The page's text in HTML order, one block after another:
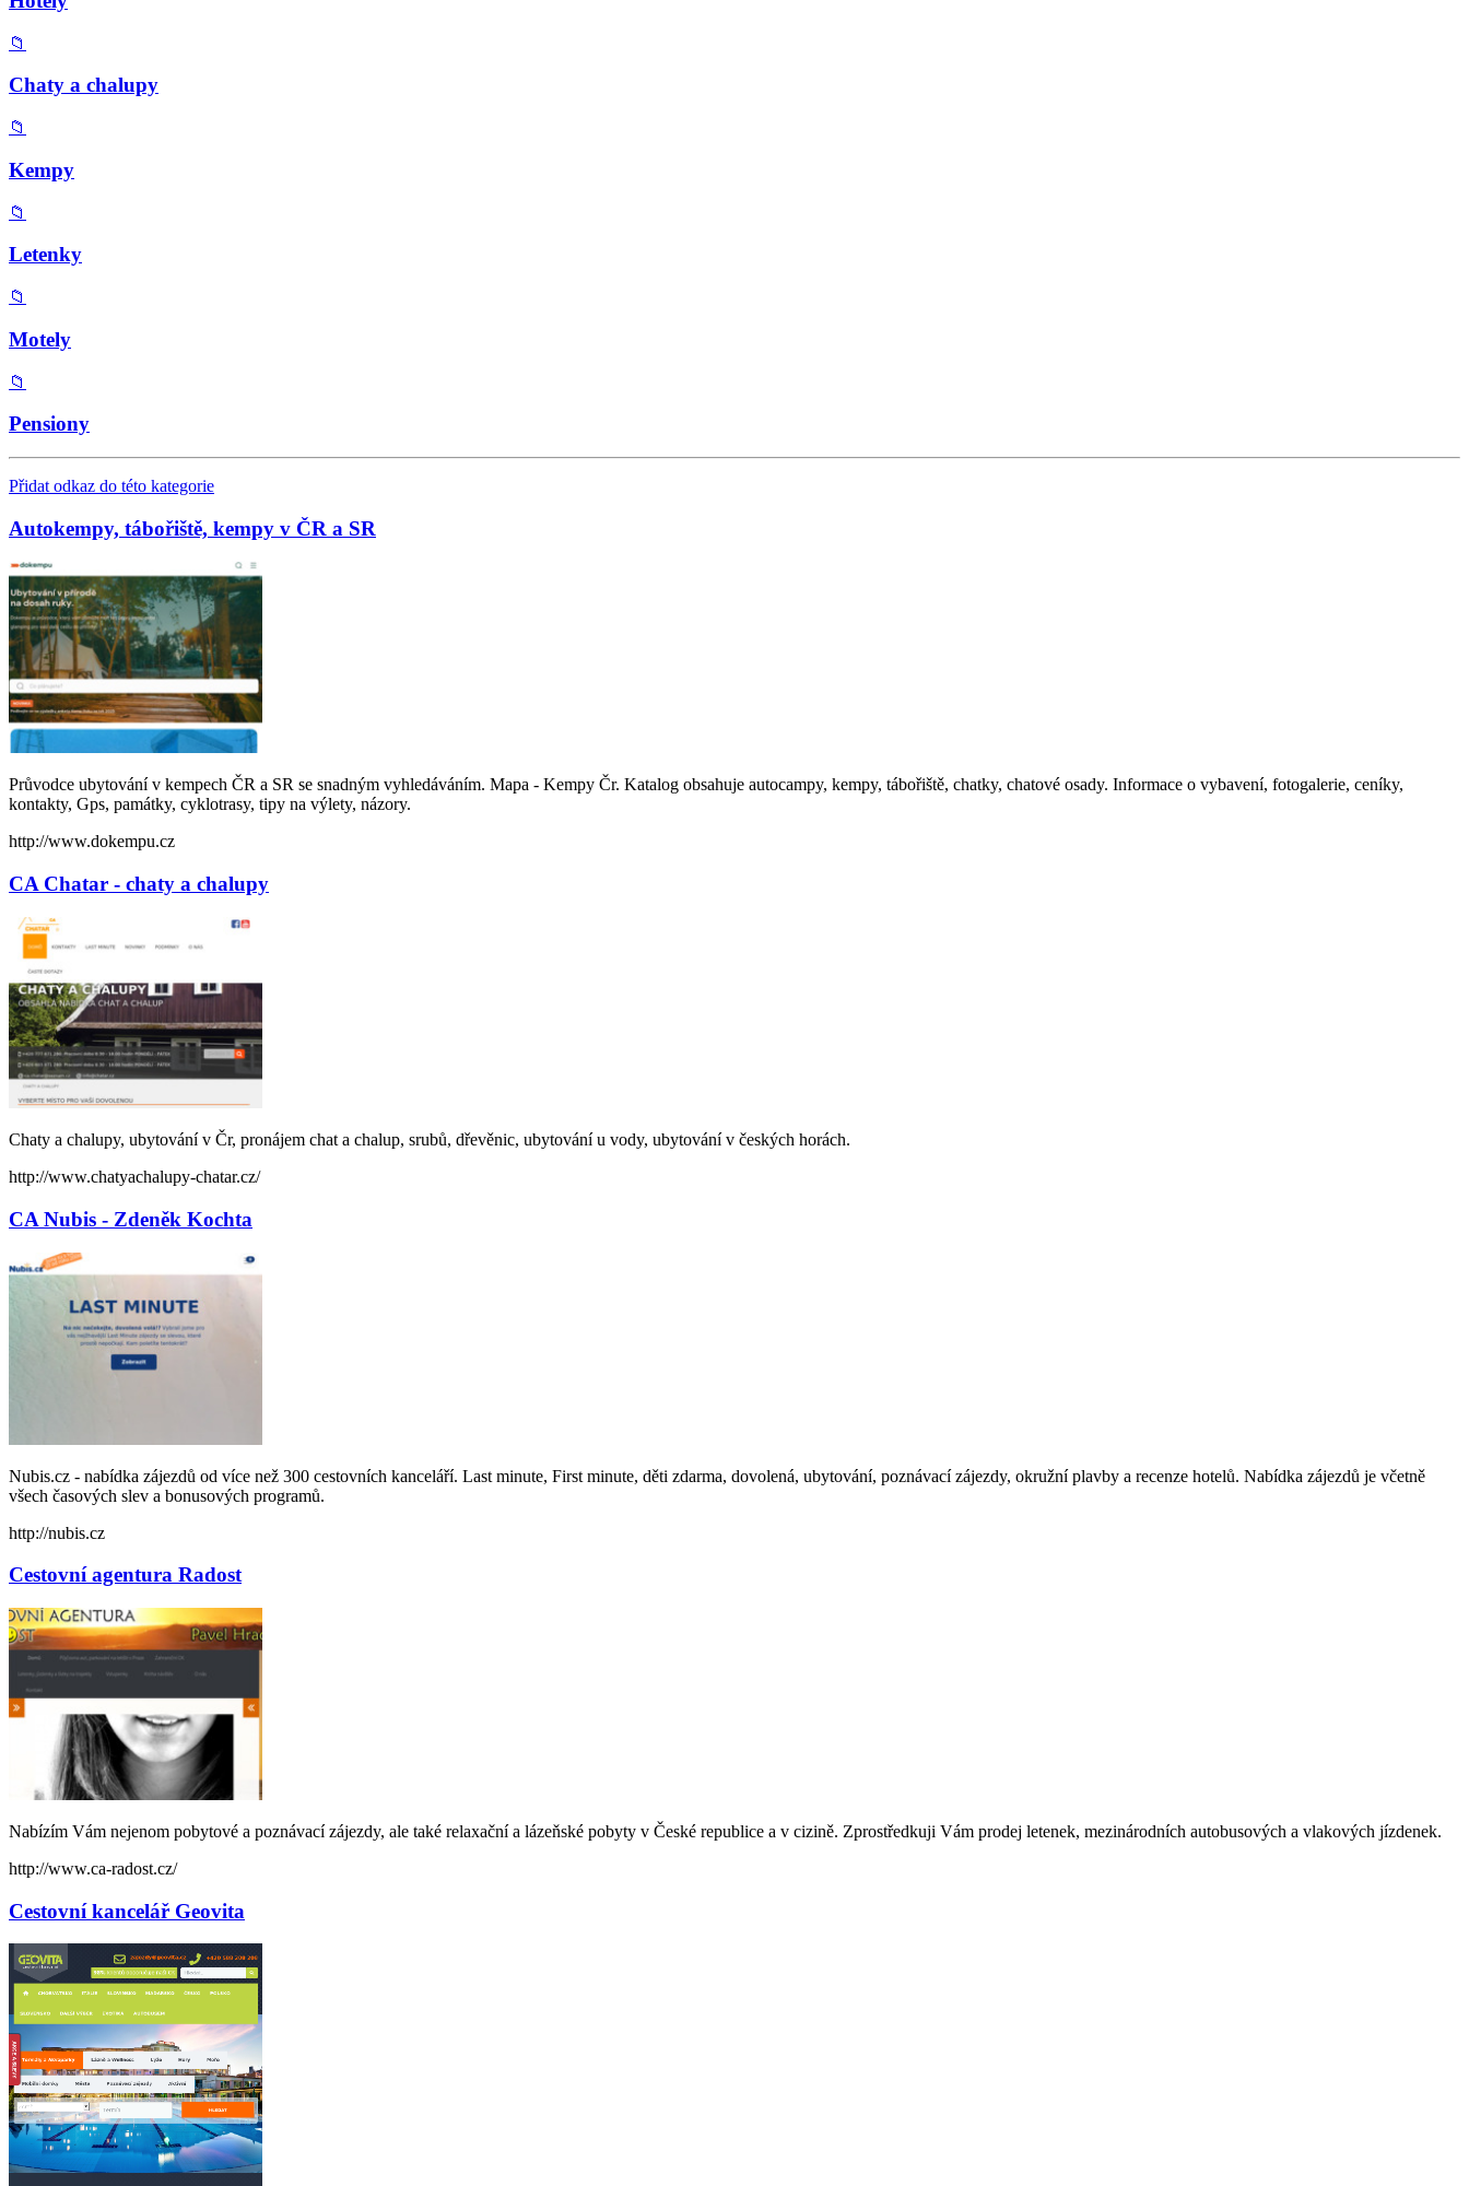
📁
Chaty a chalupy
📁
Kempy
📁
Letenky
📁
Motely
📁
Pensiony
Přidat odkaz do této kategorie
Autokempy, tábořiště, kempy v ČR a SR
Průvodce ubytování v kempech ČR a SR se snadným vyhledáváním. Mapa - Kempy Čr. Katalog obsahuje autocampy, kempy, tábořiště, chatky, chatové osady. Informace o vybavení, fotogalerie, ceníky,
kontakty, Gps, památky, cyklotrasy, tipy na výlety, názory.
http://www.dokempu.cz
CA Chatar - chaty a chalupy
Chaty a chalupy, ubytování v Čr, pronájem chat a chalup, srubů, dřevěnic, ubytování u vody, ubytování v českých horách.
http://www.chatyachalupy-chatar.cz/
CA Nubis - Zdeněk Kochta
Nubis.cz - nabídka zájezdů od více než 300 cestovních kanceláří. Last minute, First minute, děti zdarma, dovolená, ubytování, poznávací zájezdy, okružní plavby a recenze hotelů. Nabídka zájezdů je včetně
všech časových slev a bonusových programů.
http://nubis.cz
Cestovní agentura Radost
Nabízím Vám nejenom pobytové a poznávací zájezdy, ale také relaxační a lázeňské pobyty v České republice a v cizině. Zprostředkuji Vám prodej letenek, mezinárodních autobusových a vlakových jízdenek.
http://www.ca-radost.cz/
Cestovní kancelář Geovita